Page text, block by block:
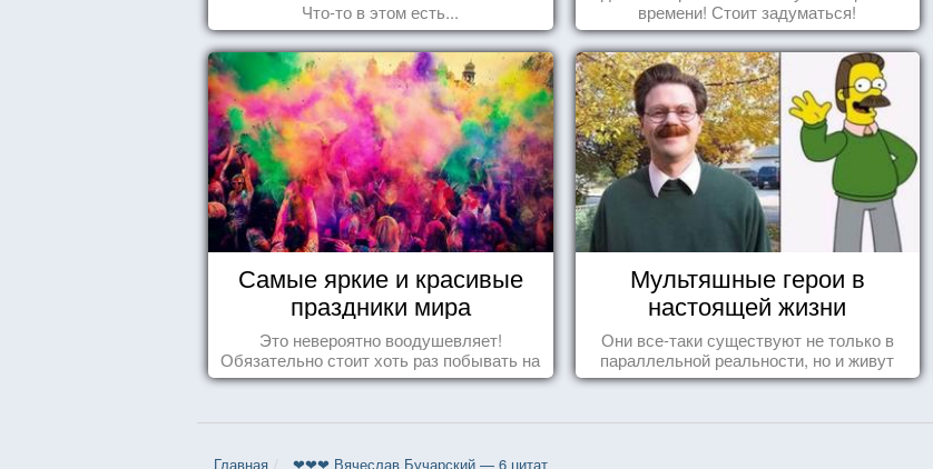
Что-то в этом есть...
времени! Стоит задуматься!
Самые яркие и красивые
праздники мира
Это невероятно воодушевляет!
Обязательно стоит хоть раз побывать на
подобных мероприятиях и получить
Мультяшные герои в
настоящей жизни
Они все-таки существуют не только в
параллельной реальности, но и живут
среди нас с вами.
Главная ❤❤❤ Вячеслав Бучарский — 6 цитат